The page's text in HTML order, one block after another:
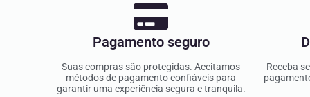
Pagamento seguro
Suas compras são protegidas. Aceitamos
métodos de pagamento confiáveis para
garantir uma experiência segura e tranquila.
Receba